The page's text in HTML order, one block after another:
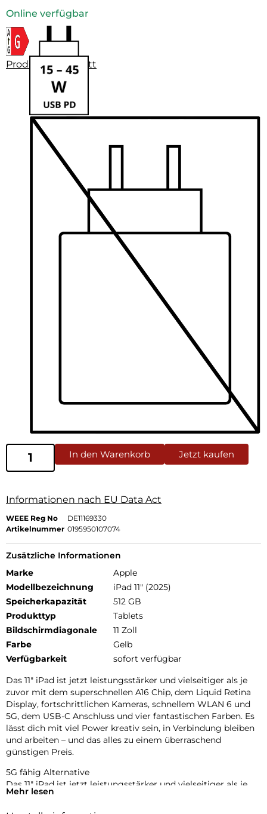
Online verfügbar
Produktdatenblatt
In den Warenkorb Jetzt kaufen
Informationen nach EU Data Act
WEEE Reg No
DE11169330
Artikelnummer 0195950107074
Zusätzliche Informationen
Marke
Apple
Modellbezeichnung
iPad 11" (2025)
Speicherkapazität
512 GB
Produkttyp
Tablets
Bildschirmdiagonale
11 Zoll
Farbe
Gelb
Verfügbarkeit
sofort verfügbar
Das 11″ iPad ist jetzt leistungsstärker und vielseitiger als je
zuvor mit dem superschnellen A16 Chip, dem Liquid Retina
Display, fortschrittlichen Kameras, schnellem WLAN 6 und
5G, dem USB-C Anschluss und vier fantastischen Farben. Es
lässt dich mit viel Power kreativ sein, in Verbindung bleiben
und arbeiten – und das alles zu einem überraschend
günstigen Preis.
5G fähig Alternative
Das 11″ iPad ist jetzt leistungsstärker und vielseitiger als je
zuvor mit dem superschnellen A16 Chip, dem Liquid Retina
Mehr lesen